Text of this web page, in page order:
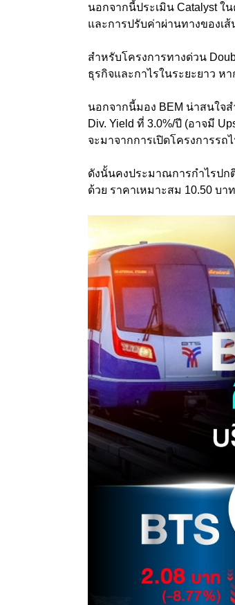
นอกจากนี้ประเมิน Catalyst ใ
และการปรับค่าผ่านทางของเ
สำหรับโครงการทางด่วน
ธุรกิจและกาไรในระยะยาว
นอกจากนี้มอง BEM น่าสนใจ
Div. Yield ที่ 3.0%/ปี (อาจมี
จะมาจากการเปิดโครงการรถ
ดังนั้นคงประมาณการกำไรปก
ด้วย ราคาเหมาะสม 10.50 บาท